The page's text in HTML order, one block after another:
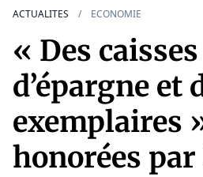
ACTUALITES ECONOMIE
« Des caisses
d’épargne et
exemplaires
honorées par